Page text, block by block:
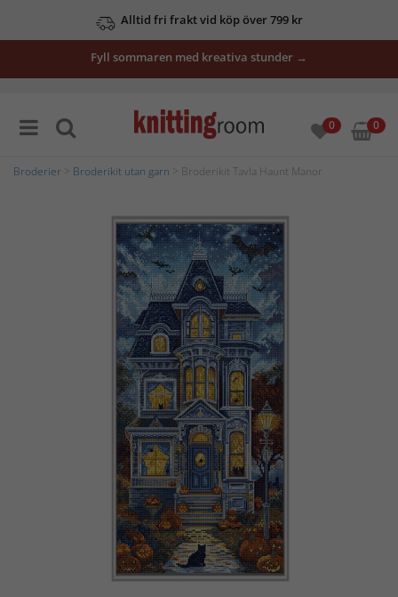
Alltid fri frakt vid köp över 799 kr
Fyll sommaren med kreativa stunder →
0 0
Broderier Broderikit utan garn > Broderikit Tavla Haunt Manor